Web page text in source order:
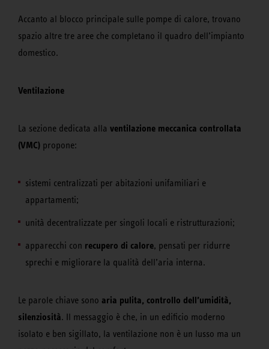
Accanto al blocco principale sulle pompe di calore, trovano
spazio altre tre aree che completano il quadro dell’impianto
domestico.
Ventilazione
La sezione dedicata alla ventilazione meccanica controllata
(VMC) propone:
sistemi centralizzati per abitazioni unifamiliari e
appartamenti;
unità decentralizzate per singoli locali e ristrutturazioni;
apparecchi con recupero di calore, pensati per ridurre
sprechi e migliorare la qualità dell’aria interna.
Le parole chiave sono aria pulita, controllo dell’umidità,
silenziosità. Il messaggio è che, in un edificio moderno
isolato e ben sigillato, la ventilazione non è un lusso ma un